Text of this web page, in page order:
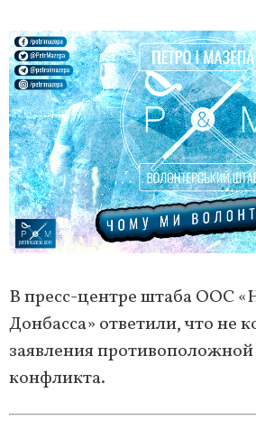
В пресс-центре штаба ООС
Донбасса» ответили, что не
заявления
конфликта.